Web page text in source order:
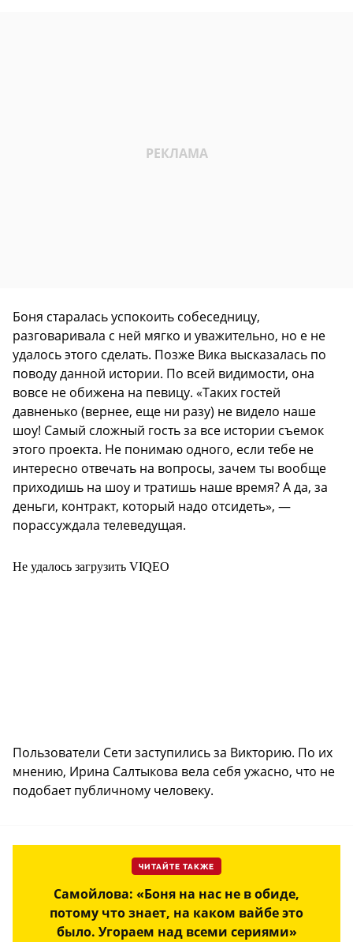
Боня старалась успокоить собеседницу,
разговаривала с ней мягко и уважительно, но е не
удалось этого сделать. Позже Вика высказалась по
поводу данной истории. По всей видимости, она
вовсе не обижена на певицу. «Таких гостей
давненько (вернее, еще ни разу) не видело наше
шоу! Самый сложный гость за все истории съемок
этого проекта. Не понимаю одного, если тебе не
интересно отвечать на вопросы, зачем ты вообще
приходишь на шоу и тратишь наше время? А да, за
деньги, контракт, который надо отсидеть», —
порассуждала телеведущая.
Не удалось загрузить VIQEO
Пользователи Сети заступились за Викторию. По их
мнению, Ирина Салтыкова вела себя ужасно, что не
подобает публичному человеку.
ЧИТАЙТЕ ТАКЖЕ
Самойлова: «Боня на нас не в обиде,
потому что знает, на каком вайбе это
было. Угораем над всеми сериями»